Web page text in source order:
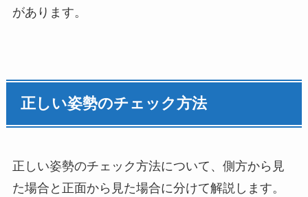
があります。
正しい姿勢のチェック方法
正しい姿勢のチェック方法について、側方から見
た場合と正面から見た場合に分けて解説します。